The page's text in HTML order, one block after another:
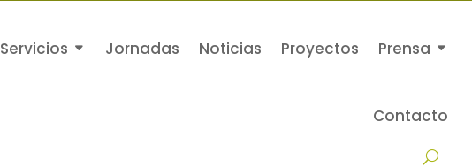
Servicios Jornadas Noticias Proyectos Prensa
Contacto